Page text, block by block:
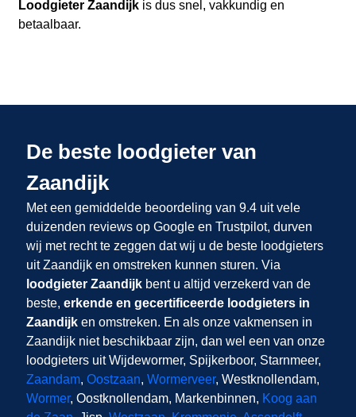
Loodgieter Zaandijkis dus snel, vakkundig en
betaalbaar.
De beste loodgieter van
Zaandijk
Met een gemiddelde beoordeling van 9.4 uit vele
duizenden reviews op Google en Trustpilot, durven
wij met recht te zeggen dat wij u de beste loodgieters
uit Zaandijk en omstreken kunnen sturen. Via
loodgieter Zaandijkbent u altijd verzekerd van de
beste, erkende en gecertificeerde loodgieters in
Zaandijken omstreken. En als onze vakmensen in
Zaandijk niet beschikbaar zijn, dan wel een van onze
loodgieters uit Wijdewormer, Spijkerboor, Starnmeer,
Zaandam, Oostzaan, Wormerveer, Westknollendam,
Wormer, Oostknollendam, Markenbinnen, Koog aan